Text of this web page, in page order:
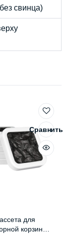
свинца)
Сравнить
для
корзины